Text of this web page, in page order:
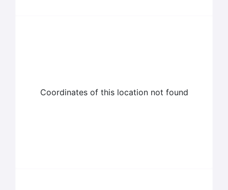
Coordinates of this location not found